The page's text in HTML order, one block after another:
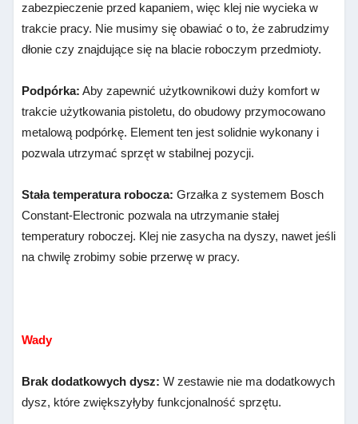
zabezpieczenie przed kapaniem, więc klej nie wycieka w
trakcie pracy. Nie musimy się obawiać o to, że zabrudzimy
dłonie czy znajdujące się na blacie roboczym przedmioty.
Podpórka: Aby zapewnić użytkownikowi duży komfort w
trakcie użytkowania pistoletu, do obudowy przymocowano
metalową podpórkę. Element ten jest solidnie wykonany i
pozwala utrzymać sprzęt w stabilnej pozycji.
Stała temperatura robocza: Grzałka z systemem Bosch
Constant-Electronic pozwala na utrzymanie stałej
temperatury roboczej. Klej nie zasycha na dyszy, nawet jeśli
na chwilę zrobimy sobie przerwę w pracy.
Wady
Brak dodatkowych dysz: W zestawie nie ma dodatkowych
dysz, które zwiększyłyby funkcjonalność sprzętu.